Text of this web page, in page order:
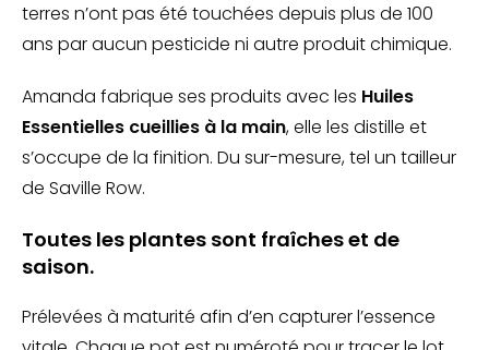
terres n’ont pas été touchées depuis plus de 100
ans par aucun pesticide ni autre produit chimique.
Amanda fabrique ses produits avec les Huiles
Essentielles cueillies à la main, elle les distille et
s’occupe de la finition. Du sur-mesure, tel un tailleur
de Saville Row.
Toutes les plantes sont fraîches et de
saison.
Prélevées à maturité afin d’en capturer l’essence